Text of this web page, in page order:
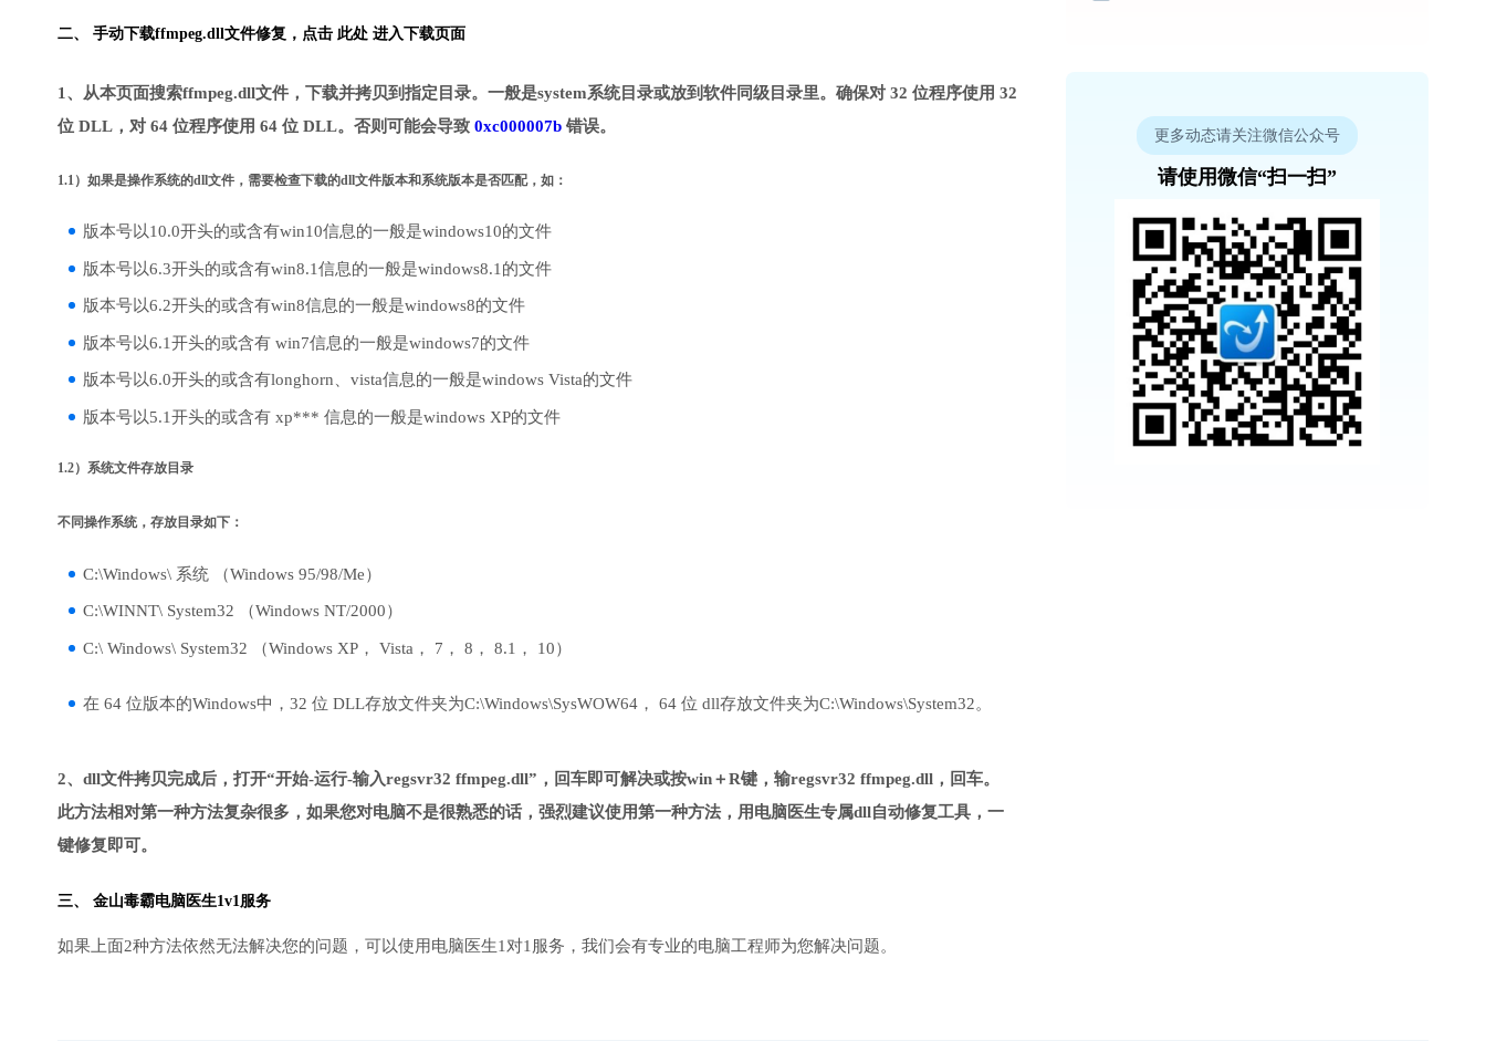
二、 手动下载ffmpeg.dll文件修复， 点击 此处 进入下载页面
1、从本页面搜索ffmpeg.dll文件，下载并拷贝到指定目录。一般是system系统目录或放到软件同级目录里。确保对 32 位程序使用 32
位 DLL，对 64 位程序使用 64 位 DLL。否则可能会导致 0xc000007b 错误。
1.1）如果是操作系统的dll文件，需要检查下载的dll文件版本和系统版本是否匹配，如：
版本号以10.0开头的或含有win10信息的一般是windows10的文件
版本号以6.3开头的或含有win8.1信息的一般是windows8.1的文件
版本号以6.2开头的或含有win8信息的一般是windows8的文件
版本号以6.1开头的或含有 win7信息的一般是windows7的文件
版本号以6.0开头的或含有longhorn、vista信息的一般是windows Vista的文件
版本号以5.1开头的或含有 xp*** 信息的一般是windows XP的文件
1.2）系统文件存放目录
不同操作系统，存放目录如下：
C:\Windows\ 系统 （Windows 95/98/Me）
C:\WINNT\ System32 （Windows NT/2000）
C:\ Windows\ System32 （Windows XP， Vista， 7， 8， 8.1， 10）
在 64 位版本的Windows中，32 位 DLL存放文件夹为C:\Windows\SysWOW64， 64 位 dll存放文件夹为C:\Windows\System32。
2、dll文件拷贝完成后，打开“开始-运行-输入regsvr32 ffmpeg.dll”，回车即可解决或按win＋R键，输regsvr32 ffmpeg.dll，回车。
此方法相对第一种方法复杂很多，如果您对电脑不是很熟悉的话，强烈建议使用第一种方法，用电脑医生专属dll自动修复工具，一
键修复即可。
三、 金山毒霸电脑医生1v1服务
如果上面2种方法依然无法解决您的问题，可以使用电脑医生1对1服务，我们会有专业的电脑工程师为您解决问题。
更多动态请关注微信公众号
请使用微信“扫一扫”